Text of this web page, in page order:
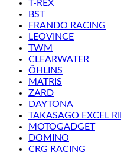
T-REX
BST
FRANDO RACING
LEOVINCE
TWM
CLEARWATER
ÖHLINS
MATRIS
ZARD
DAYTONA
TAKASAGO EXCEL
MOTOGADGET
DOMINO
CRG RACING